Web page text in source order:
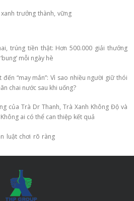
trưởng thành, vững
trúng tiền thật: Hơn 500.000 giải thưởng
mỗi ngày hè
đến “may mắn”: Vì sao nhiều người giữ thói
chai nước sau khi uống?
của Trà Dr Thanh, Trà Xanh Không Độ và
ai có thể can thiệp kết quả
luật chơi rõ ràng